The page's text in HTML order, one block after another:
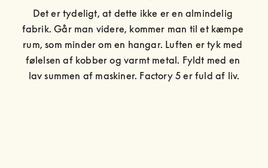
Det er tydeligt, at dette ikke er en almindelig
fabrik. Går man videre, kommer man til et kæmpe
rum, som minder om en hangar. Luften er tyk med
følelsen af kobber og varmt metal. Fyldt med en
lav summen af maskiner. Factory 5 er fuld af liv.